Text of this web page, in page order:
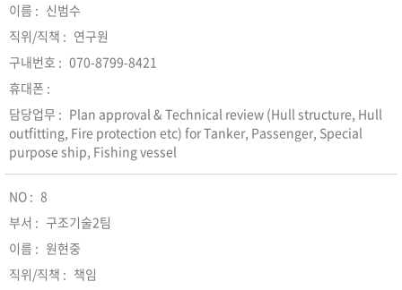
신범수
연구원
070-8799-8421
Plan approval & Technical review (Hull structure, Hull
outfitting, Fire protection etc) for Tanker, Passenger, Special
purpose ship, Fishing vessel
8
구조기술2팀
원현중
책임